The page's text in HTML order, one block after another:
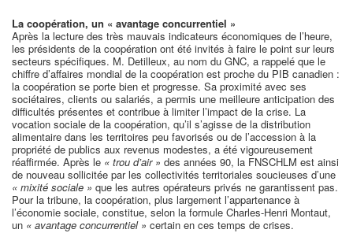
La coopération, un « avantage concurrentiel »
Après la lecture des très mauvais indicateurs économiques de l’heure,
les présidents de la coopération ont été invités à faire le point sur leurs
secteurs spécifiques. M. Detilleux, au nom du GNC, a rappelé que le
chiffre d’affaires mondial de la coopération est proche du PIB canadien :
la coopération se porte bien et progresse. Sa proximité avec ses
sociétaires, clients ou salariés, a permis une meilleure anticipation des
difficultés présentes et contribue à limiter l’impact de la crise. La
vocation sociale de la coopération, qu’il s’agisse de la distribution
alimentaire dans les territoires peu favorisés ou de l’accession à la
propriété de publics aux revenus modestes, a été vigoureusement
réaffirmée. Après le « trou d’air » des années 90, la FNSCHLM est ainsi
de nouveau sollicitée par les collectivités territoriales soucieuses d’une
« mixité sociale » que les autres opérateurs privés ne garantissent pas.
Pour la tribune, la coopération, plus largement l’appartenance à
l’économie sociale, constitue, selon la formule Charles-Henri Montaut,
un « avantage concurrentiel » certain en ces temps de crises.